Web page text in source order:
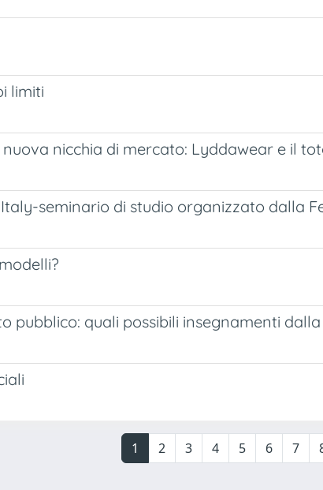
limiti
nicchia di mercato: Lyddawear e il
seminario di studio organizzato dalla
quali possibili insegnamenti
1 2 3 4 5 6 7